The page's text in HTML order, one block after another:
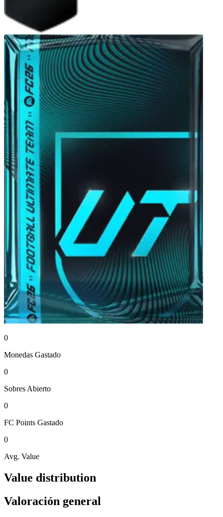
0
Monedas Gastado
0
Sobres Abierto
0
FC Points Gastado
0
Avg. Value
Value distribution
Valoración general